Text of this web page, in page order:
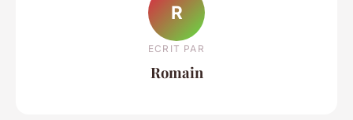
R
ECRIT PAR
Romain